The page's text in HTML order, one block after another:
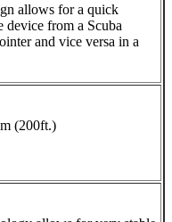
allows for a quick
device from a Scuba
and vice versa in a
(200ft.)